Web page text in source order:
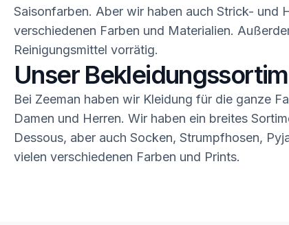
Saisonfarben. Aber wir haben auch Strick- und
verschiedenen Farben und Materialien.
Reinigungsmittel vorrätig.
Unser
Bei Zeeman haben wir Kleidung für die ganze
Damen und Herren. Wir haben ein breites
Dessous, aber auch Socken, Strumpfhosen,
vielen verschiedenen Farben und Prints.